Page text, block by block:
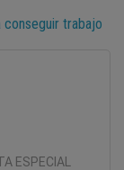
conseguir trabajo
ESPECIAL